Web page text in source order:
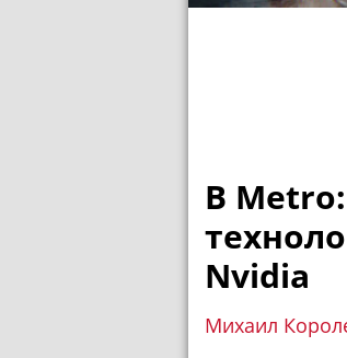
В
Nvidia
Михаил